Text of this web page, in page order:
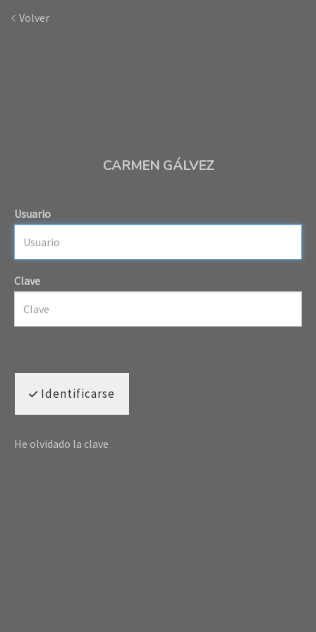
Volver
CARMEN GÁLVEZ
Usuario
Clave
Identificarse
He olvidado la clave